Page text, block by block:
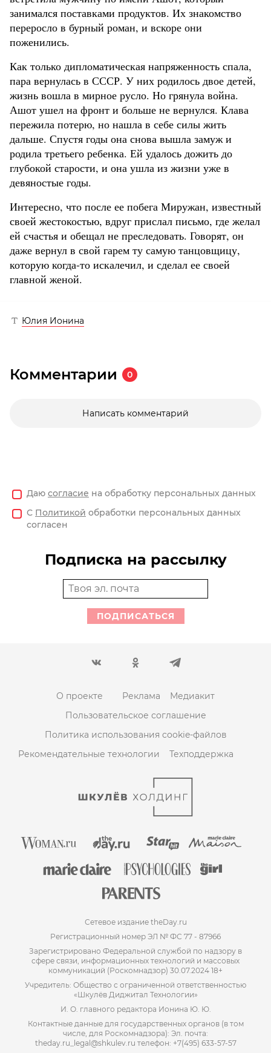
занимался поставками продуктов. Их знакомство
переросло в бурный роман, и вскоре они
поженились.
Как только дипломатическая напряженность спала,
пара вернулась в СССР. У них родилось двое детей,
жизнь вошла в мирное русло. Но грянула война.
Ашот ушел на фронт и больше не вернулся. Клава
пережила потерю, но нашла в себе силы жить
дальше. Спустя годы она снова вышла замуж и
родила третьего ребенка. Ей удалось дожить до
глубокой старости, и она ушла из жизни уже в
девяностые годы.
Интересно, что после ее побега Миружан, известный
своей жестокостью, вдруг прислал письмо, где желал
ей счастья и обещал не преследовать. Говорят, он
даже вернул в свой гарем ту самую танцовщицу,
которую когда-то искалечил, и сделал ее своей
главной женой.
Юлия Ионина
Комментарии 0
Написать комментарий
Даю согласие на обработку персональных данных
С Политикой обработки персональных данных
согласен
Подписка на рассылку
ПОДПИСАТЬСЯ
О проекте Реклама
Медиакит
Пользовательское соглашение
Политика использования cookie-файлов
Рекомендательные технологии
Техподдержка
Сетевое издание theDay.ru
Регистрационный номер ЭЛ № ФС 77 - 87966
Зарегистрировано Федеральной службой по надзору в
сфере связи, информационных технологий и массовых
коммуникаций (Роскомнадзор) 30.07.2024 18+
Учредитель: Общество с ограниченной ответственностью
«Шкулёв Диджитал Технологии»
И. О. главного редактора Ионина Ю. Ю.
Контактные данные для государственных органов (в том
числе, для Роскомнадзора): Эл. почта:
theday.ru_legal@shkulev.ru телефон: +7(495) 633-57-57